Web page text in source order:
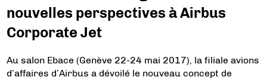
nouvelles perspectives à Airbus
Corporate Jet
Au salon Ebace (Genève 22-24 mai 2017), la filiale avions
d’affaires d’Airbus a dévoilé le nouveau concept de